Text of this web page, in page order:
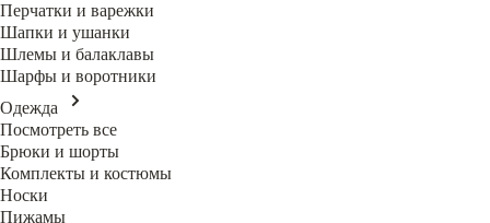
Перчатки и варежки
Шапки и ушанки
Шлемы и балаклавы
Шарфы и воротники
Одежда
Посмотреть все
Брюки и шорты
Комплекты и костюмы
Носки
Пижамы